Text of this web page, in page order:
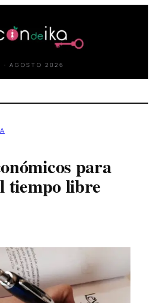
· AGOSTO 2026
para
tiempo libre